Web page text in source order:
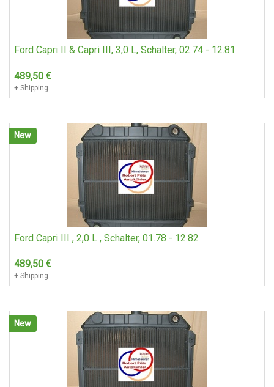
Ford Capri II & Capri III, 3,0 L, Schalter, 02.74 - 12.81
489,50 €
+ Shipping
New
Ford Capri III , 2,0 L , Schalter, 01.78 - 12.82
489,50 €
+ Shipping
New